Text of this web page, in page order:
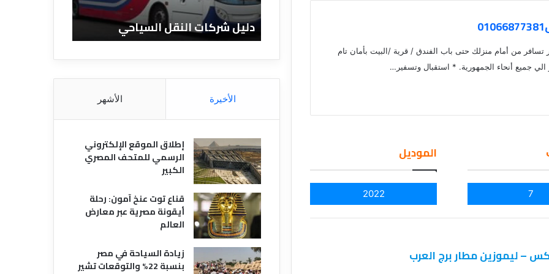
من أمام منزلك حتى باب الفندق / قرية /البيت بأمان تام
جميع أنحاء الجمهورية. * استقبال وتسفير…
7
الموديل
2022
– ليموزين مطار برج العرب
ا
ن
ق
س
ا
ت
ل
ل
س
ح
ي
دليل شركات النقل السياحي
م
ي
الأخيرة الأشهر
إطلاق الموقع الإلكتروني
الرسمي للمتحف المصري
الكبير
قناع توت عنخ آمون: رحلة
أيقونة مصرية عبر معارض
العالم
زيادة السياحة في مصر
بنسبة 22% والتوقعات تشير